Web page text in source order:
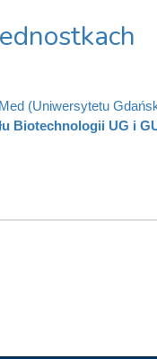
(Uniwersytetu
Biotechnologii UG i